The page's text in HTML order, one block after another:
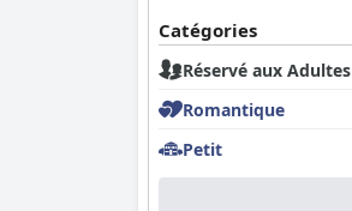
Catégories
Réservé aux Adultes
Romantique
Petit